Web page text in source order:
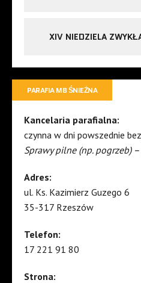
XIV NIEDZIELA
PARAFIA MB ŚNIEŻNA
Kancelaria parafialna:
czynna w dni powszednie
Sprawy pilne (np. pogrzeb)
Adres:
ul. Ks. Kazimierz Guzego 6
35-317 Rzeszów
Telefon:
17 221 91 80
Strona: